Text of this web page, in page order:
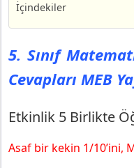
İçindekiler
5. Sınıf Matematik
Yayınları
Etkinlik 5 Birlikte
5. Sınıf Matematik
Etkinlik 6 Bir
Yayınları
5. Sınıf
Cevapları MEB
Etkinlik 5 Birlikte
Asaf bir kekin 1/10’ini,